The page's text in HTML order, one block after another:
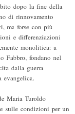
dopo la fine della
di rinnovamento
ma forse con più
e differenziazioni
monolitica: a
Fabbro, fondano nel
dalla guerra
evangelica.
Maria Turoldo
sulle condizioni per un